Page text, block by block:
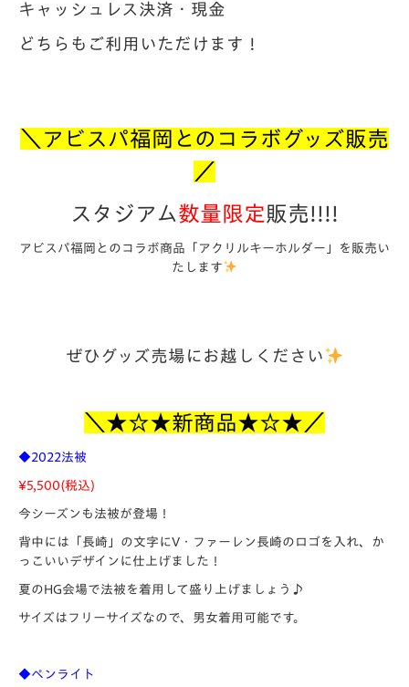
キャッシュレス決済・現金
どちらもご利用いただけます！
＼アビスパ福岡とのコラボグッズ販売
／
スタジアム数量限定販売!!!!
アビスパ福岡とのコラボ商品 「アクリルキーホルダー」
を販売い
たします
ぜひグッズ売場にお越しください
＼★☆★新商品★☆★ ／
◆2022法被
¥5,500(税込)
今シーズンも法被が登場！
背中には「長崎」の文字にV・ファーレン長崎のロゴを入れ、か
っこいいデザインに仕上げました！
夏のHG会場で法被を着用して盛り上げましょう♪
サイズはフリーサイズなので、男女着用可能です。
◆ペンライト